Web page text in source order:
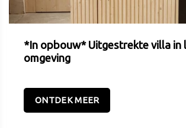
*In opbouw* Uitgestrekte villa in
omgeving
ONTDEK MEER